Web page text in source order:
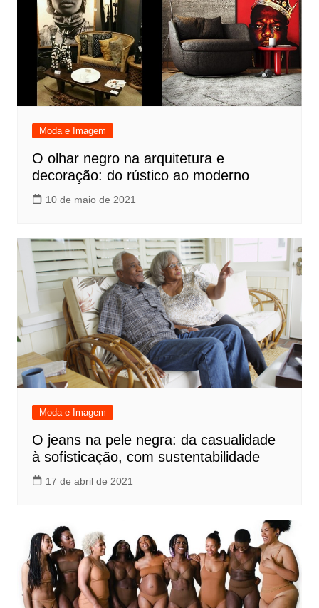
Moda e Imagem
O olhar negro na arquitetura e
decoração: do rústico ao moderno
10 de maio de 2021
Moda e Imagem
O jeans na pele negra: da casualidade
à sofisticação, com sustentabilidade
17 de abril de 2021